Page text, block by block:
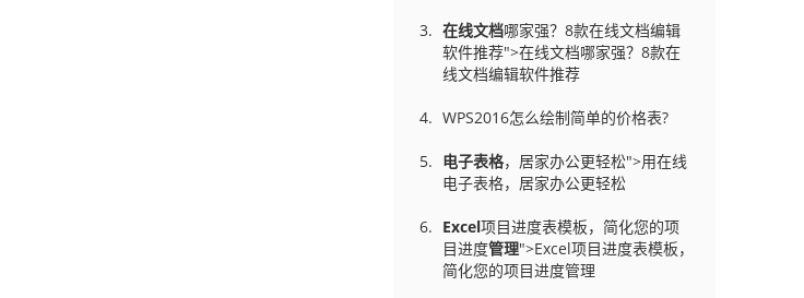
在线文档哪家强？8款在线文档编辑
软件推荐">在线文档哪家强？8款在
线文档编辑软件推荐
WPS2016怎么绘制简单的价格表?
电子表格，居家办公更轻松">用在线
电子表格，居家办公更轻松
Excel项目进度表模板，简化您的项
目进度管理">Excel项目进度表模板，
简化您的项目进度管理